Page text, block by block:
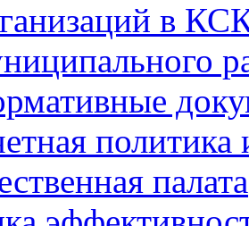
в
политика
палата